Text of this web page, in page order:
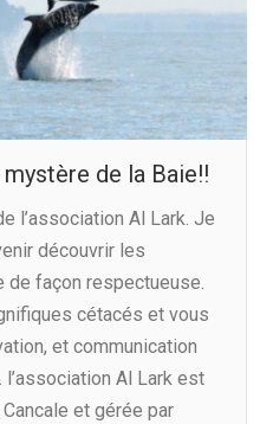
de la Baie!!
l’association Al Lark. Je
découvrir les
de façon respectueuse.
cétacés et vous
et communication
Al Lark est
et gérée par